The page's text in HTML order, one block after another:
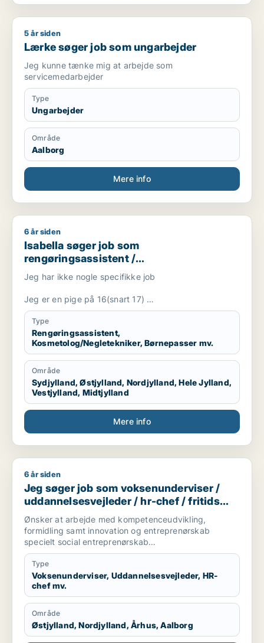
Lærke søger job som ungarbejder
5 år siden
Lærke søger job som ungarbejder
Jeg kunne tænke mig at arbejde som
servicemedarbejder
Type
Ungarbejder
Område
Aalborg
Mere info
Isabella søger job som rengøringsassistent / kosmetolog/
6 år siden
Isabella søger job som
rengøringsassistent /
kosmetolog/negletekniker / børnepasser
/ frivillig / fritids medarbejder
Jeg har ikke nogle specifikke job
Jeg er en pige på 16(snart 17)
Går på en efterskole indtil sommer
Jeg er hjemme i nogle weekender
Er glad, venlig og hjælpsom
Type
Rengøringsassistent,
Kosmetolog/Negletekniker, Børnepasser mv.
Område
Sydjylland, Østjylland, Nordjylland, Hele Jylland,
Vestjylland, Midtjylland
Mere info
Jeg søger job som voksenunderviser /
6 år siden
Jeg søger job som voksenunderviser /
uddannelsesvejleder / hr-chef / fritids
medarbejder / karriererådgiver
Ønsker at arbejde med kompetenceudvikling,
formidling samt innovation og entreprenørskab
specielt social entreprenørskab
Desuden undervisning på voksensuddannelser
Type
Voksenunderviser, Uddannelsesvejleder, HR-
chef mv.
Område
Østjylland, Nordjylland, Århus, Aalborg